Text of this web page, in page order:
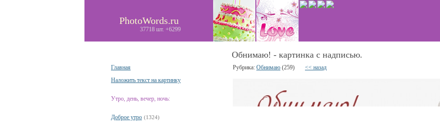
PhotoWords.ru
37718 шт. +6299
Главная
Наложить текст на картинку
Утро, день, вечер, ночь:
Доброе утро (1324)
Обнимаю! - картинка с надписью.
Рубрика: Обнимаю (259) << назад